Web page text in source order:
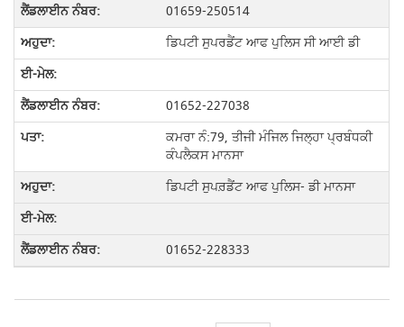
01659-250514
ਡਿਪਟੀ ਸੁਪਰਡੈਂਟ ਆਫ ਪੁਲਿਸ ਸੀ ਆਈ ਡੀ
01652-227038
ਕਮਰਾ ਨੰ:79, ਤੀਜੀ ਮੰਜਿਲ ਜਿਲ੍ਹਾ ਪ੍ਰਬੰਧਕੀ
ਕੰਪਲੈਕਸ ਮਾਨਸਾ
ਡਿਪਟੀ ਸੁਪਰ਼ਡੈਂਟ ਆਫ ਪੁਲਿਸ- ਡੀ ਮਾਨਸਾ
01652-228333